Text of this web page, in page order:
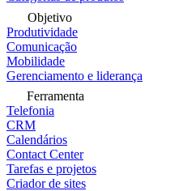
Objetivo
Produtividade
Comunicação
Mobilidade
Gerenciamento e liderança
Ferramenta
Telefonia
CRM
Calendários
Contact Center
Tarefas e projetos
Criador de sites